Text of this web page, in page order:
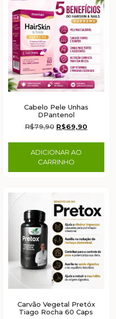
Cabelo Pele Unhas
DPantenol
R$79,90 R$69,90
ADICIONAR AO
CARRINHO
Carvão Vegetal Pretóx
Tiago Rocha 60 Caps